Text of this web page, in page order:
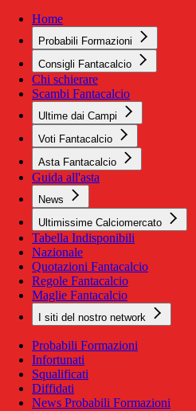
Home
Probabili Formazioni
Consigli Fantacalcio
Chi schierare
Scambi Fantacalcio
Ultime dai Campi
Voti Fantacalcio
Asta Fantacalcio
Guida all'asta
News
Ultimissime Calciomercato
Tabella Indisponibili
Nazionale
Quotazioni Fantacalcio
Regole Fantacalcio
Maglie Fantacalcio
I siti del nostro network
Probabili Formazioni
Infortunati
Squalificati
Diffidati
News Probabili Formazioni